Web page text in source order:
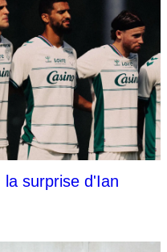
surprise d'Ian